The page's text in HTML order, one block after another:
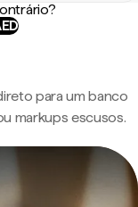
para um banco
markups escusos.